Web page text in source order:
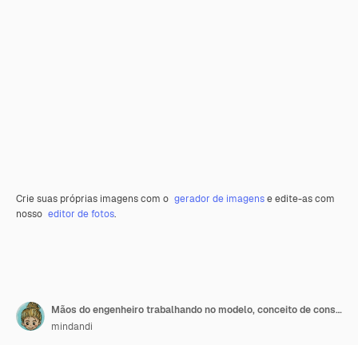
Crie suas próprias imagens com o gerador de imagense edite-as com
nosso editor de fotos.
Mãos do engenheiro trabalhando no modelo, conceito de construção. Ferramentas de engenharia. Tom padrão de filtro retroiluminado, foco suave (foco seletivo)
mindandi